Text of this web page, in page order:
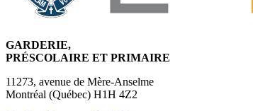
GARDERIE,
PRÉSCOLAIRE ET PRIMAIRE
11273, avenue de Mère-Anselme
Montréal (Québec) H1H 4Z2